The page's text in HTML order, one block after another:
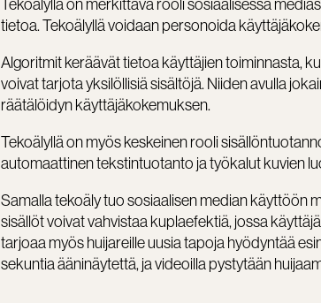
Tekoälyllä on merkittävä rooli sosiaalisessa
tietoa. Tekoälyllä voidaan personoida
Algoritmit keräävät tietoa käyttäjien toiminnasta,
voivat tarjota yksilöllisiä sisältöjä. Niiden avulla
räätälöidyn käyttäjäkokemuksen.
Tekoälyllä on myös keskeinen rooli
automaattinen tekstintuotanto ja työkalut kuvien
Samalla tekoäly tuo sosiaalisen median käyttöön
sisällöt voivat vahvistaa kuplaefektiä, jossa
tarjoaa myös huijareille uusia tapoja hyödyntää
sekuntia ääninäytettä, ja videoilla pystytään